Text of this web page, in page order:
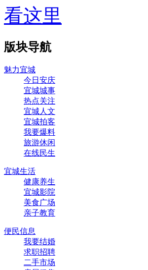
看这里
版块导航
魅力宜城
今日安庆
宜城城事
热点关注
宜城人文
宜城拍客
我要爆料
旅游休闲
在线民生
宜城生活
健康养生
宜城影院
美食广场
亲子教育
便民信息
我要结婚
求职招聘
二手市场